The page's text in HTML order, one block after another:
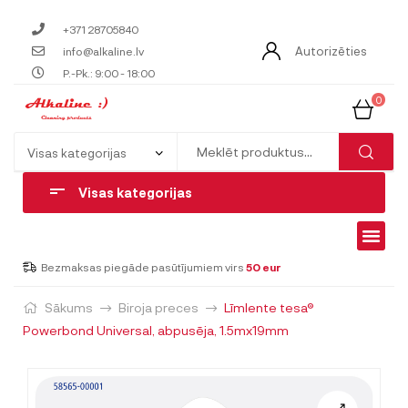
+371 28705840
info@alkaline.lv
P.-Pk.: 9:00 - 18:00
Autorizēties
0
Visas kategorijas
Bezmaksas piegāde pasūtījumiem virs 50 eur
Sākums Biroja preces
Līmlente tesa®
Powerbond Universal, abpusēja, 1.5mx19mm